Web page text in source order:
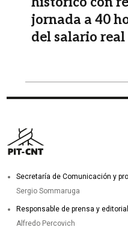
jornada a 40
del salario real
Secretaría de Comunicación y
Sergio Sommaruga
Responsable de prensa y
Alfredo Percovich